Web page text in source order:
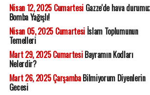
Nisan 12, 2025 CumartesiGazze'de hava durumu;
Bomba Yağışlı!
Nisan 05, 2025 Cumartesiİslam Toplumunun
Temelleri
Mart 29, 2025 CumartesiBayramın Kodları
Nelerdir?
Mart 26, 2025 ÇarşambaBilmiyorum Diyenlerin
Gecesi